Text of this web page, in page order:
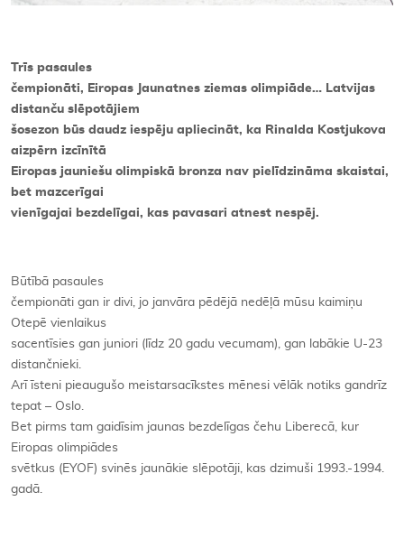
Trīs pasaules
čempionāti, Eiropas Jaunatnes ziemas olimpiāde… Latvijas
distanču slēpotājiem
šosezon būs daudz iespēju apliecināt, ka Rinalda Kostjukova
aizpērn izcīnītā
Eiropas jauniešu olimpiskā bronza nav pielīdzināma skaistai,
bet mazcerīgai
vienīgajai bezdelīgai, kas pavasari atnest nespēj.
Būtībā pasaules
čempionāti gan ir divi, jo janvāra pēdējā nedēļā mūsu kaimiņu
Otepē vienlaikus
sacentīsies gan juniori (līdz 20 gadu vecumam), gan labākie U-23
distančnieki.
Arī īsteni pieaugušo meistarsacīkstes mēnesi vēlāk notiks gandrīz
tepat – Oslo.
Bet pirms tam gaidīsim jaunas bezdelīgas čehu Liberecā, kur
Eiropas olimpiādes
svētkus (EYOF) svinēs jaunākie slēpotāji, kas dzimuši 1993.-1994.
gadā.